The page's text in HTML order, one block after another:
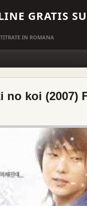
GRATIS
IN ROMANA
no koi (2007)